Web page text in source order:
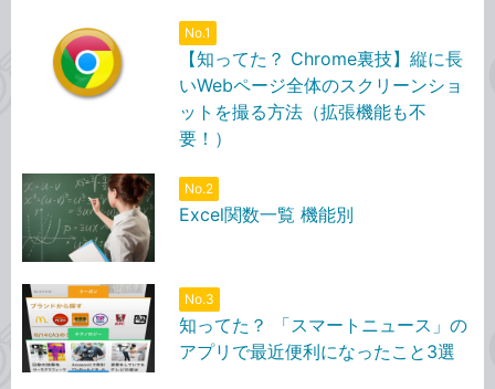
No.1
【知ってた？ Chrome裏技】縦に長
いWebページ全体のスクリーンショ
ットを撮る方法（拡張機能も不
要！）
No.2
Excel関数一覧 機能別
No.3
知ってた？ 「スマートニュース」の
アプリで最近便利になったこと3選